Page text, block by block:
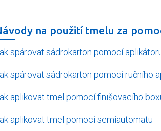
na použití tmelu za
spárovat sádrokarton pomocí
spárovat sádrokarton pomocí ručního
aplikovat tmel pomocí finišovacího
aplikovat tmel pomocí semiautomatu